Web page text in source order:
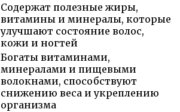
Содержат полезные жиры,
витамины и минералы, которые
улучшают состояние волос,
кожи и ногтей
Богаты витаминами,
минералами и пищевыми
волокнами, способствуют
снижению веса и укреплению
организма